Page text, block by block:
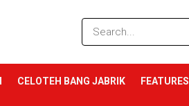
CELOTEH BANG JABRIK FEATURES